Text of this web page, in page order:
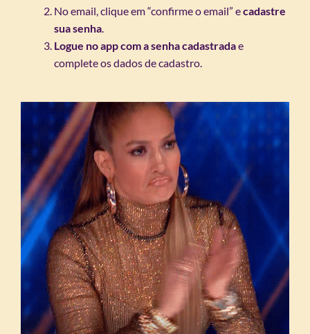
No email, clique em “confirme o email” ecadastre
sua senha.
Logue no app com a senha cadastradae
complete os dados de cadastro.